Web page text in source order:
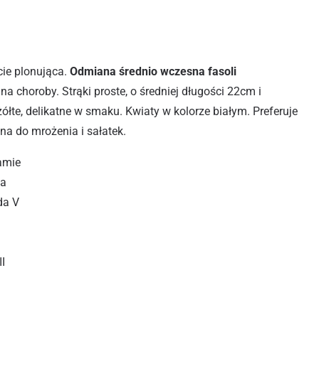
plonująca.Odmiana średnio wczesna fasoli
choroby. Strąki proste, o średniej długości 22cm i
delikatne w smaku. Kwiaty w kolorze białym. Preferuje
do mrożenia i sałatek.
V